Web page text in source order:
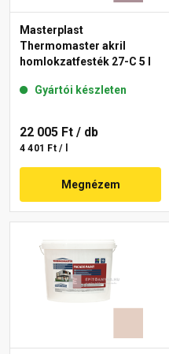
Masterplast
Thermomaster akril
homlokzatfesték 27-C 5 l
Gyártói készleten
22 005 Ft / db
4 401 Ft / l
Megnézem